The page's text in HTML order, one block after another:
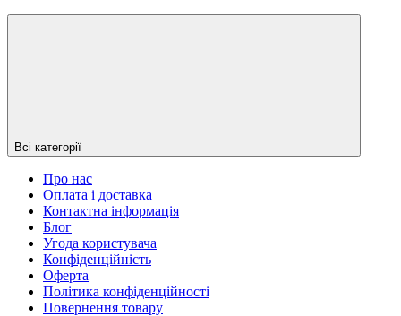
Всі категорії
Про нас
Оплата і доставка
Контактна інформація
Блог
Угода користувача
Конфіденційність
Оферта
Політика конфіденційності
Повернення товару